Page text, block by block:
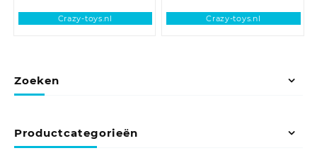
Crazy-toys.nl Crazy-toys.nl
Zoeken
Productcategorieën